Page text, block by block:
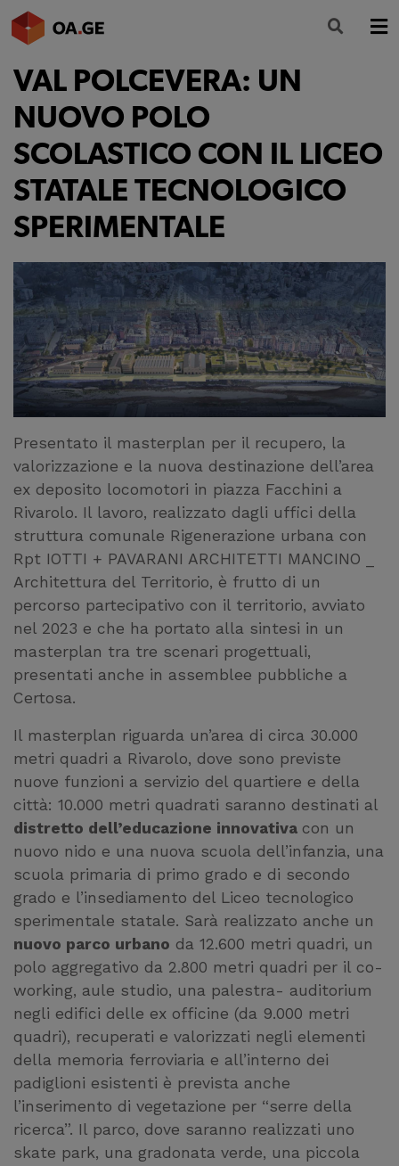
L’ORDINE
AMMINISTRAZIONE TRASPARENTE
ALBO
SEGRETERIA
SERVIZI
FORMAZIONE
NEWS
VAL POLCEVERA: UN
NUOVO POLO
SCOLASTICO CON IL LICEO
STATALE TECNOLOGICO
SPERIMENTALE
Presentato il masterplan per il recupero, la
valorizzazione e la nuova destinazione dell’area
ex deposito locomotori in piazza Facchini a
Rivarolo. Il lavoro, realizzato dagli uffici della
struttura comunale Rigenerazione urbana con
Rpt IOTTI + PAVARANI ARCHITETTI MANCINO _
Architettura del Territorio, è frutto di un
percorso partecipativo con il territorio, avviato
nel 2023 e che ha portato alla sintesi in un
masterplan tra tre scenari progettuali,
presentati anche in assemblee pubbliche a
Certosa.
Il masterplan riguarda un’area di circa 30.000
metri quadri a Rivarolo, dove sono previste
nuove funzioni a servizio del quartiere e della
città: 10.000 metri quadrati saranno destinati al
distretto dell’educazione innovativa con un
nuovo nido e una nuova scuola dell’infanzia, una
scuola primaria di primo grado e di secondo
grado e l’insediamento del Liceo tecnologico
sperimentale statale. Sarà realizzato anche un
nuovo parco urbano da 12.600 metri quadri, un
polo aggregativo da 2.800 metri quadri per il co-
working, aule studio, una palestra- auditorium
negli edifici delle ex officine (da 9.000 metri
quadri), recuperati e valorizzati negli elementi
della memoria ferroviaria e all’interno dei
padiglioni esistenti è prevista anche
l’inserimento di vegetazione per “serre della
ricerca”. Il parco, dove saranno realizzati uno
skate park, una gradonata verde, una piccola